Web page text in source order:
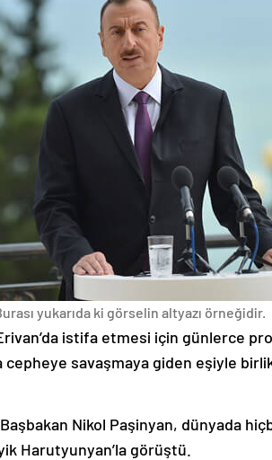
yukarıda ki görselin altyazı örneğidir.
istifa etmesi için günlerce
cepheye savaşmaya giden eşiyle
Nikol Paşinyan, dünyada
Harutyunyan’la görüştü.